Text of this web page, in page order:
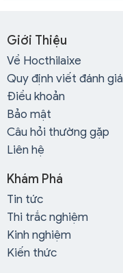
Giới Thiệu
Về Hocthilaixe
Quy định viết đánh giá
Điều khoản
Bảo mật
Câu hỏi thường gặp
Liên hệ
Khám Phá
Tin tức
Thi trắc nghiệm
Kinh nghiệm
Kiến thức